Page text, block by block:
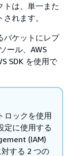
トは、単一また
れます。
バケットにレプ
ール、AWS
SDK を使用で
ロックを使用
定に使用する
(IAM)
する 2 つの